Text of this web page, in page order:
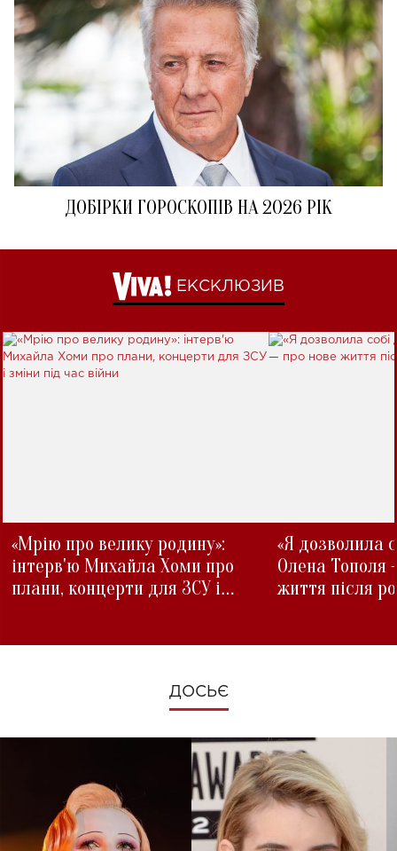
ДОБІРКИ ГОРОСКОПІВ НА 2026 РІК
ЕКСКЛЮЗИВ
«Мрію про велику родину»:
інтерв'ю Михайла Хоми про
плани, концерти для ЗСУ і
«Я дозволила
Олена Тополя
життя після
ДОСЬЄ